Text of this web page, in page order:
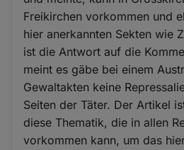
Freikirchen vorkommen und
hier anerkannten Sekten wie
ist die Antwort auf die
meint es gäbe bei einem
Gewaltakten keine
Seiten der Täter. Der Artikel
diese Thematik, die in allen
vorkommen kann, um das